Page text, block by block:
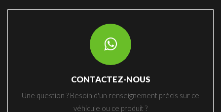
CONTACTEZ-NOUS
Une question ? Besoin d'un renseignement précis sur ce
véhicule ou ce produit ?